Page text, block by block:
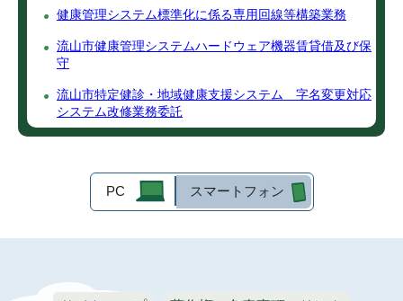
健康管理システム標準化に係る専用回線等構築業務
流山市健康管理システムハードウェア機器賃貸借及び保
守
流山市特定健診・地域健康支援システム 字名変更対応
システム改修業務委託
PC スマートフォン